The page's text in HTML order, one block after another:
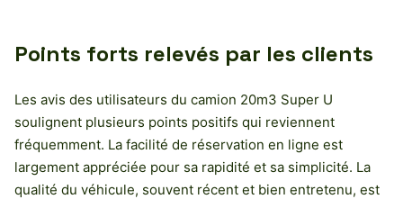
Points forts relevés par les clients
Les avis des utilisateurs du camion 20m3 Super U
soulignent plusieurs points positifs qui reviennent
fréquemment. La facilité de réservation en ligne est
largement appréciée pour sa rapidité et sa simplicité. La
qualité du véhicule, souvent récent et bien entretenu, est